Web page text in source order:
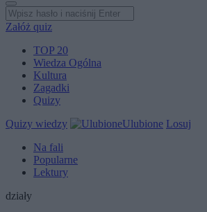
Załóż quiz
TOP 20
Wiedza Ogólna
Kultura
Zagadki
Quizy
Quizy wiedzy
Ulubione Losuj
Na fali
Popularne
Lektury
działy